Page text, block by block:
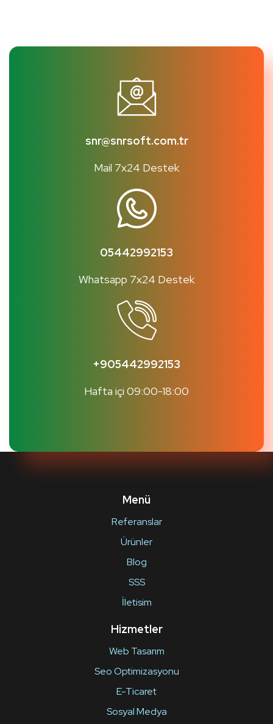
snr@snrsoft.com.tr
Mail 7x24 Destek
05442992153
Whatsapp 7x24 Destek
+905442992153
Hafta içi 09:00-18:00
Menü
Referanslar
Ürünler
Blog
SSS
İletisim
Hizmetler
Web Tasarım
Seo Optimizasyonu
E-Ticaret
Sosyal Medya